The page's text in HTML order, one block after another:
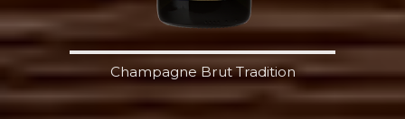
Champagne Brut Tradition